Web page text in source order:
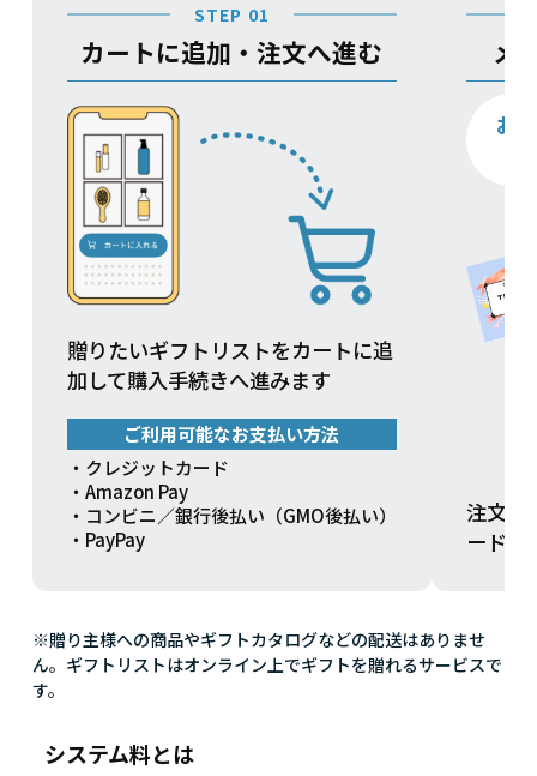
STEP 01
カートに追加・注文へ進む
贈りたいギフトリストをカートに追
加して購入手続きへ進みます
ご利用可能なお支払い方法
・クレジットカード
・Amazon Pay
・コンビニ／銀行後払い（GMO後払い）
・PayPay
メ
お
注文方
ードを
※贈り主様への商品やギフトカタログなどの配送はありませ
ん。ギフトリストはオンライン上でギフトを贈れるサービスで
す。
システム料とは